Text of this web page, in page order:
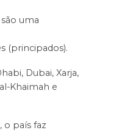
uma
(principados).
Dubai, Xarja,
Khaimah e
o país faz